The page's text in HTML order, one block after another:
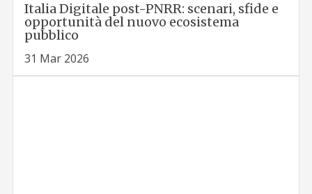
Italia Digitale post-PNRR: scenari, sfide e
opportunità del nuovo ecosistema
pubblico
31 Mar 2026